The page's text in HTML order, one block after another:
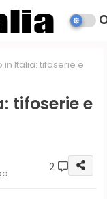
in Italia: tifoserie e
tifoserie e
2